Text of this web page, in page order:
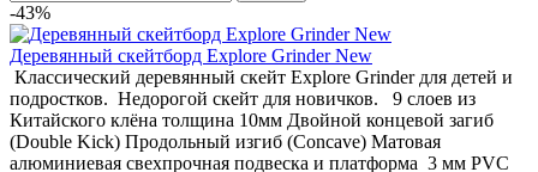
-43%
Деревянный скейтборд Explore Grinder New
Классический деревянный скейт Explore Grinder для детей и
подростков. Недорогой скейт для новичков. 9 слоев из
Китайского клёна толщина 10мм Двойной концевой загиб
(Double Kick) Продольный изгиб (Concave) Матовая
алюминиевая свехпрочная подвеска и платформа 3 мм PVC